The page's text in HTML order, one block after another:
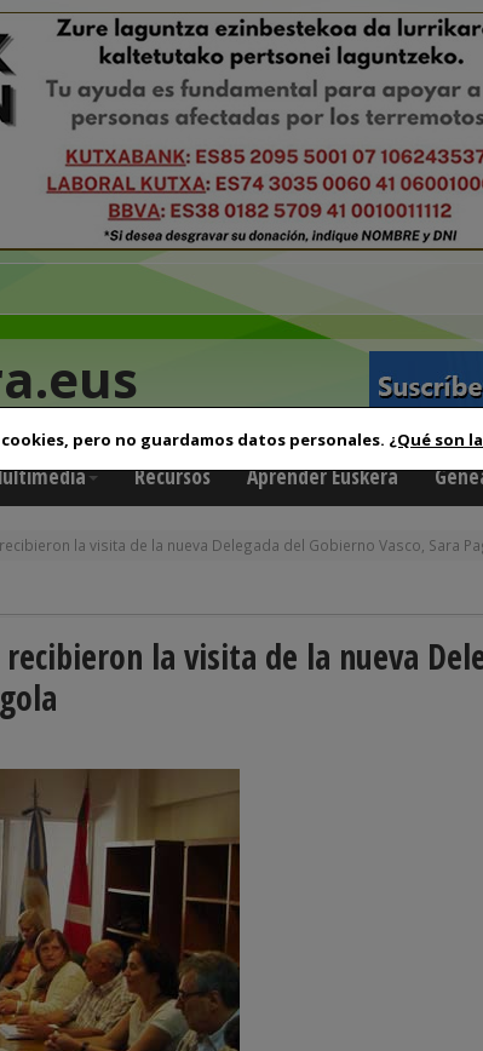
cookies, pero no guardamos datos personales. ¿Qué son
Recursos Aprender Euskera
la visita de la nueva Delegada del Gobierno Vasco, Sara
recibieron la visita de la nueva